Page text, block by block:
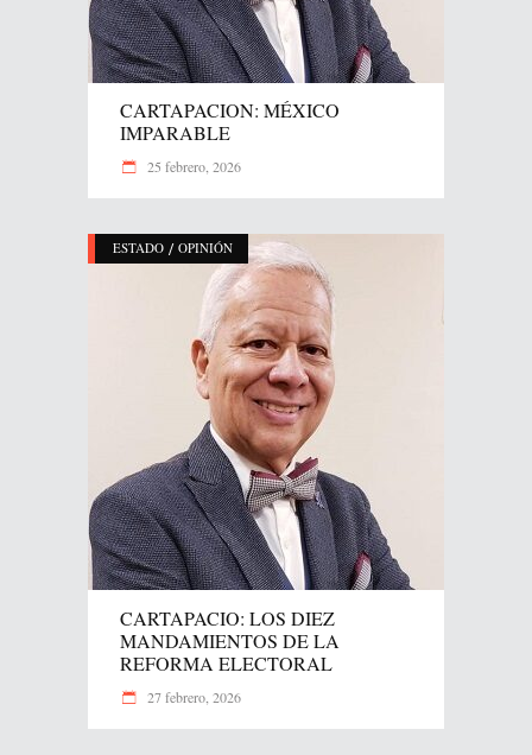
CARTAPACION: MÉXICO
IMPARABLE
25 febrero, 2026
ESTADO / OPINIÓN
CARTAPACIO: LOS DIEZ
MANDAMIENTOS DE LA
REFORMA ELECTORAL
27 febrero, 2026